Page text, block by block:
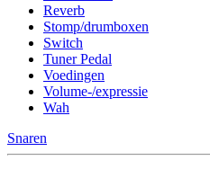
Reverb
Stomp/drumboxen
Switch
Tuner Pedal
Voedingen
Volume-/expressie
Wah
Snaren